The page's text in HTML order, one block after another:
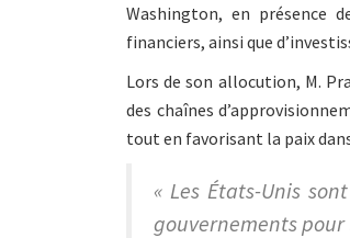
Washington, en présence
financiers, ainsi que
Lors de son allocution, M.
des chaînes
tout en favorisant la paix
« Les États-Unis
gouvernements